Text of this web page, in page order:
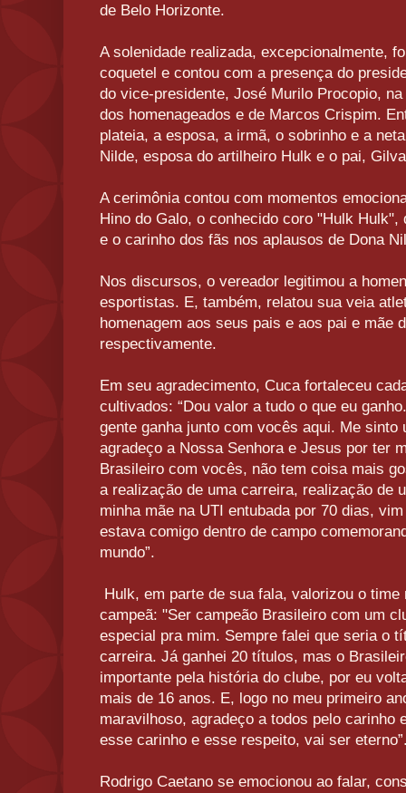
de Belo Horizonte.
A solenidade realizada, excepcionalmente,
coquetel e contou com a presença do
do vice-presidente, José Murilo Procopio,
dos homenageados e de Marcos Crispim.
plateia, a esposa, a irmã, o sobrinho e a
Nilde, esposa do artilheiro Hulk e o pai,
A cerimônia contou com momentos
Hino do Galo, o conhecido coro "Hulk
e o carinho dos fãs nos aplausos de Dona
Nos discursos, o vereador legitimou a
esportistas. E, também, relatou sua veia
homenagem aos seus pais e aos pai e mãe
respectivamente.
Em seu agradecimento, Cuca fortaleceu
cultivados: “Dou valor a tudo o que eu
gente ganha junto com vocês aqui. Me sinto
agradeço a Nossa Senhora e Jesus por ter
Brasileiro com vocês, não tem coisa mais
a realização de uma carreira, realização de
minha mãe na UTI entubada por 70 dias,
estava comigo dentro de campo
mundo”.
Hulk, em parte de sua fala, valorizou o
campeã: "Ser campeão Brasileiro com um
especial pra mim. Sempre falei que seria o
carreira. Já ganhei 20 títulos, mas o
importante pela história do clube, por eu
mais de 16 anos. E, logo no meu primeiro
maravilhoso, agradeço a todos pelo carinho
esse carinho e esse respeito, vai ser
Rodrigo Caetano se emocionou ao falar,